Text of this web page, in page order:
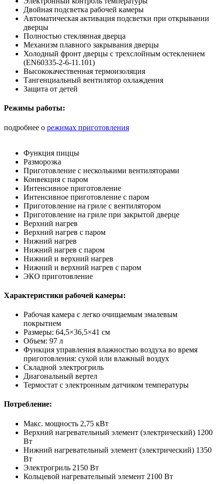
Двойная подсветка рабочей камеры
Автоматическая активация подсветки при открывании
дверцы
Полностью стеклянная дверца
Механизм плавного закрывания дверцы
Холодный фронт дверцы с трехслойным остеклением
(EN60335-2-6-11.101)
Высококачественная термоизоляция
Тангенциальный вентилятор охлаждения
Защита от детей
Режимы работы:
подробнее о режимах приготовления
Функция пиццы
Разморозка
Приготовление с несколькими вентиляторами
Конвекция с паром
Интенсивное приготовление
Интенсивное приготовление с паром
Приготовление на гриле с вентилятором
Приготовление на гриле при закрытой дверце
Верхний нагрев
Верхний нагрев с паром
Нижний нагрев
Нижний нагрев с паром
Нижний и верхний нагрев
Нижний и верхний нагрев с паром
ЭКО приготовление
Характеристики рабочей камеры:
Рабочая камера с легко очищаемым эмалевым
покрытием
Размеры: 64,5×36,5×41 см
Объем: 97 л
Функция управления влажностью воздуха во время
приготовления: сухой или влажный воздух
Складной электрогриль
Диагональный вертел
Термостат с электронным датчиком температуры
Потребление:
Макс. мощность 2,75 кВт
Верхний нагревательный элемент (электрический) 1200
Вт
Нижний нагревательный элемент (электрический) 1350
Вт
Электрогриль 2150 Вт
Кольцевой нагревательный элемент 2100 Вт